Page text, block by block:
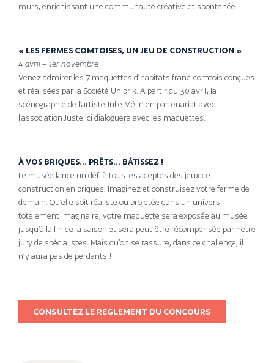
murs, enrichissant une communauté créative et spontanée.
« LES FERMES COMTOISES, UN JEU DE CONSTRUCTION »
4 avril – 1er novembre
Venez admirer les 7 maquettes d’habitats franc-comtois conçues
et réalisées par la Société Unibrik. A partir du 30 avril, la
scénographie de l’artiste Julie Mélin en partenariat avec
l’association Juste ici dialoguera avec les maquettes.
À VOS BRIQUES… PRÊTS… BÂTISSEZ !
Le musée lance un défi à tous les adeptes des jeux de
construction en briques. Imaginez et construisez votre ferme de
demain. Qu’elle soit réaliste ou projetée dans un univers
totalement imaginaire, votre maquette sera exposée au musée
jusqu’à la fin de la saison et sera peut-être récompensée par notre
jury de spécialistes. Mais qu’on se rassure, dans ce challenge, il
n’y aura pas de perdants !
CONSULTEZ LE REGLEMENT DU CONCOURS